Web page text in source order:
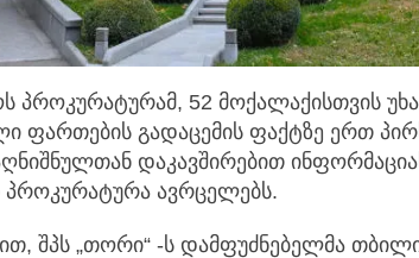
პროკურატურამ, 52 მოქალაქისთვის
ფართების გადაცემის ფაქტზე ერთ
დაკავშირებით
ავრცელებს.
შპს „თორი“ -ს დამფუძნებელმა